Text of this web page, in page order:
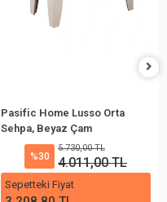
Pasific Home Lusso Orta
Sehpa, Beyaz Çam
%30
5.730,00 TL
4.011,00 TL
Sepetteki Fiyat